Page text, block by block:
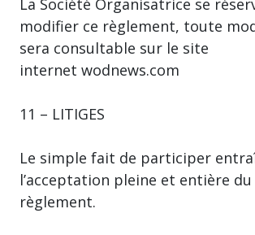
La Société Organisatrice se
modifier ce règlement, toute
sera consultable sur le site
internet wodnews.com
11 – LITIGES
Le simple fait de participer
l’acceptation pleine et entière
règlement.